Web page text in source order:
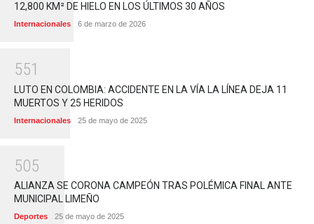
12,800 KM² DE HIELO EN LOS ÚLTIMOS 30 AÑOS
Internacionales 6 de marzo de 2026
551
LUTO EN COLOMBIA: ACCIDENTE EN LA VÍA LA LÍNEA DEJA 11
MUERTOS Y 25 HERIDOS
Internacionales 25 de mayo de 2025
505
ALIANZA SE CORONA CAMPEÓN TRAS POLÉMICA FINAL ANTE
MUNICIPAL LIMEÑO
Deportes 25 de mayo de 2025